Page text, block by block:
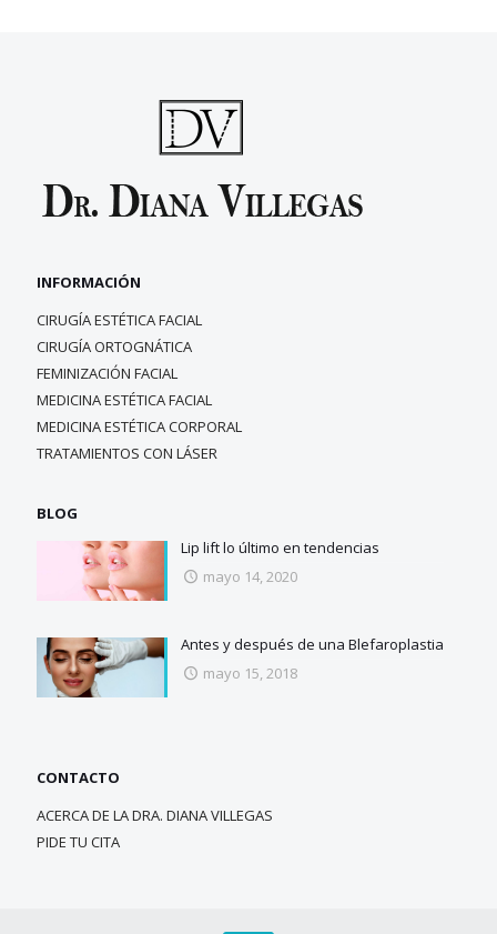
INFORMACIÓN
CIRUGÍA ESTÉTICA FACIAL
CIRUGÍA ORTOGNÁTICA
FEMINIZACIÓN FACIAL
MEDICINA ESTÉTICA FACIAL
MEDICINA ESTÉTICA CORPORAL
TRATAMIENTOS CON LÁSER
BLOG
Lip lift lo último en tendencias
mayo 14, 2020
Antes y después de una Blefaroplastia
mayo 15, 2018
CONTACTO
ACERCA DE LA DRA. DIANA VILLEGAS
PIDE TU CITA